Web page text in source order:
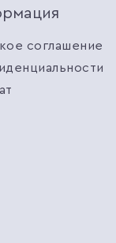
соглашение